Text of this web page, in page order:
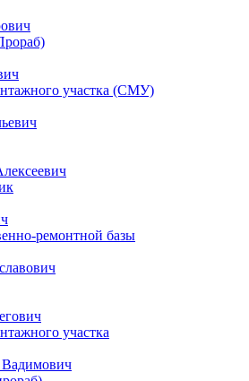
участка (СМУ)
ремонтной базы
участка
Вадимович